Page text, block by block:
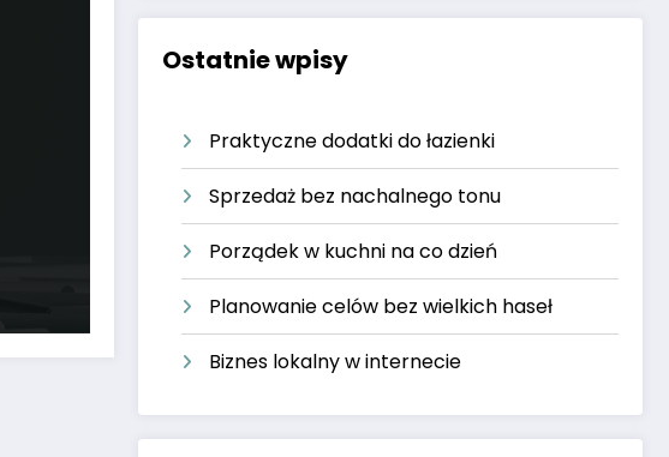
Ostatnie wpisy
Praktyczne dodatki do łazienki
Sprzedaż bez nachalnego tonu
Porządek w kuchni na co dzień
Planowanie celów bez wielkich haseł
Biznes lokalny w internecie